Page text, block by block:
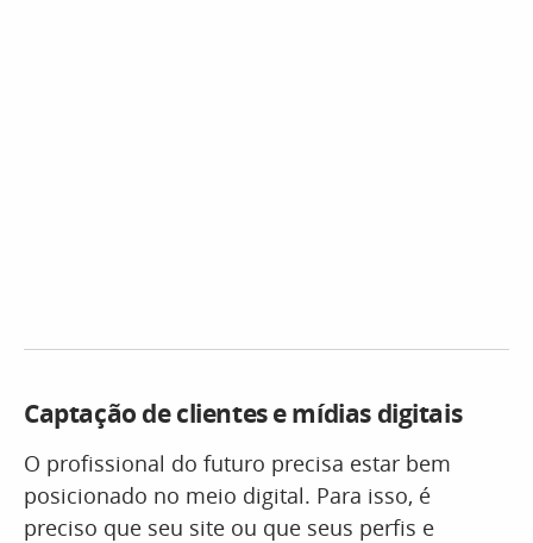
Captação de clientes e mídias digitais
O profissional do futuro precisa estar bem
posicionado no meio digital. Para isso, é
preciso que seu site ou que seus perfis e